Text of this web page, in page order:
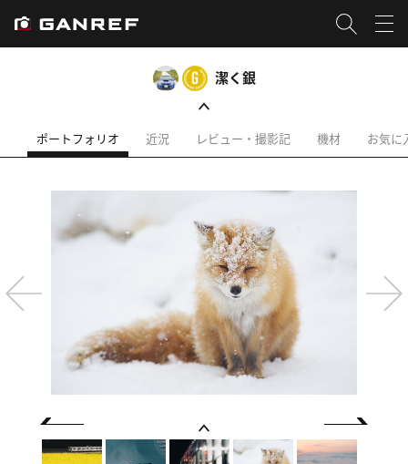
潔く銀
ポートフォリオ 近況 レビュー・撮影記 機材 お気に